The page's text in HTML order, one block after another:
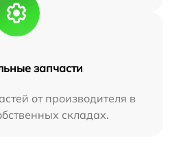
запчасти
от производителя в
складах.